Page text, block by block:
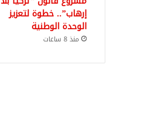
إرهاب”.. خطوة لتعزيز
الوحدة الوطنية
منذ 8 ساعات